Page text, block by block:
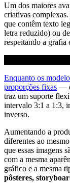
Um dos maiores
criativas
que contêm texto
letra reduzido) ou
respeitando a grafia
Enquanto os
proporções fixas —
traz um suporte
intervalo 3:1 a 1:3,
inverso.
Aumentando a
diferentes ao
que essas imagens
com a mesma
gráfico e a mesma
pôsteres,